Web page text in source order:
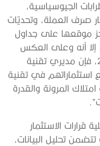
الجيوسياسية،
صرف العملة، وتحديّات
موقعها على جداول
إلا أنه وعلى العكس
مما شهدناه مطلع العام 2020، فإن مديري تقنية
في تقنية
المرونة والقدرة
قرارات الاستثمار
تحليل البيانات،